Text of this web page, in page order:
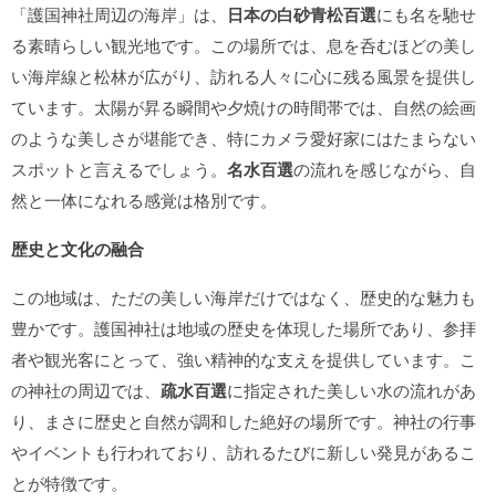
「護国神社周辺の海岸」は、 日本の白砂青松百選にも名を馳せ
る素晴らしい観光地です。この場所では、息を呑むほどの美し
い海岸線と松林が広がり、訪れる人々に心に残る風景を提供し
ています。太陽が昇る瞬間や夕焼けの時間帯では、自然の絵画
のような美しさが堪能でき、特にカメラ愛好家にはたまらない
スポットと言えるでしょう。 名水百選の流れを感じながら、自
然と一体になれる感覚は格別です。
歴史と文化の融合
この地域は、ただの美しい海岸だけではなく、歴史的な魅力も
豊かです。護国神社は地域の歴史を体現した場所であり、参拝
者や観光客にとって、強い精神的な支えを提供しています。こ
の神社の周辺では、 疏水百選に指定された美しい水の流れがあ
り、まさに歴史と自然が調和した絶好の場所です。神社の行事
やイベントも行われており、訪れるたびに新しい発見があるこ
とが特徴です。